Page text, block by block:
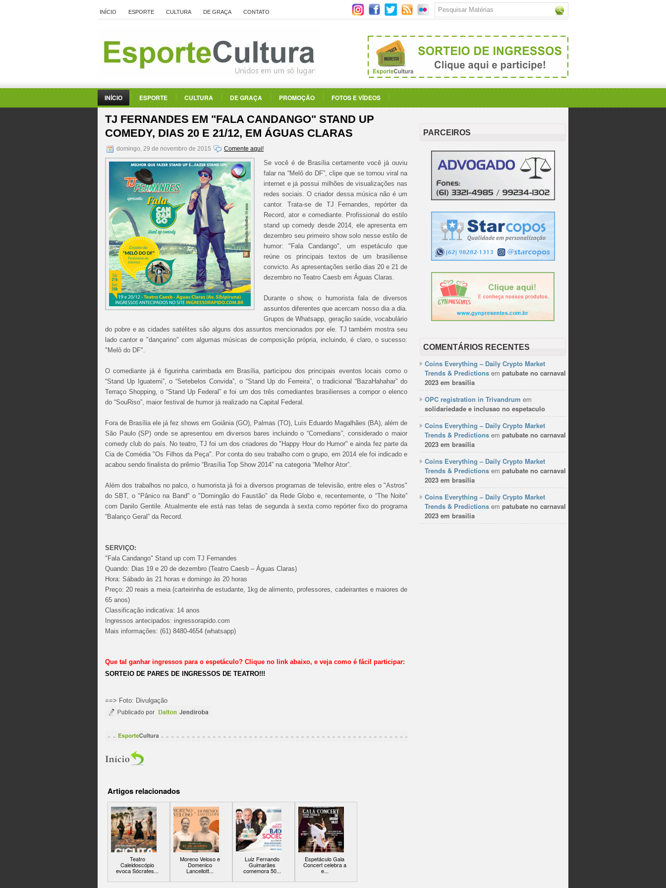
INÍCIO ESPORTE CULTURA DE GRAÇA CONTATO
INÍCIO ESPORTE CULTURA DE GRAÇA PROMOÇÃO FOTOS E VÍDEOS
TJ FERNANDES EM "FALA CANDANGO" STAND UP
COMEDY, DIAS 20 E 21/12, EM ÁGUAS CLARAS
domingo, 29 de novembro de 2015 Comente aqui!
Se você é de Brasília certamente você já ouviu
falar na “Melô do DF”, clipe que se tornou viral na
internet e já possui milhões de visualizações nas
redes sociais. O criador dessa música não é um
cantor. Trata-se de TJ Fernandes, repórter da
Record, ator e comediante. Profissional do estilo
stand up comedy desde 2014, ele apresenta em
dezembro seu primeiro show solo nesse estilo de
humor: "Fala Candango", um espetáculo que
reúne os principais textos de um brasiliense
convicto. As apresentações serão dias 20 e 21 de
dezembro no Teatro Caesb em Águas Claras.
Durante o show, o humorista fala de diversos
assuntos diferentes que acercam nosso dia a dia.
Grupos de Whatsapp, geração saúde, vocabulário
do pobre e as cidades satélites são alguns dos assuntos mencionados por ele. TJ também mostra seu
lado cantor e "dançarino" com algumas músicas de composição própria, incluindo, é claro, o sucesso:
"Melô do DF".
O comediante já é figurinha carimbada em Brasília, participou dos principais eventos locais como o
“Stand Up Iguatemi”, o “Setebelos Convida”, o “Stand Up do Ferreira”, o tradicional “BazaHahahar” do
Terraço Shopping, o “Stand Up Federal” e foi um dos três comediantes brasilienses a compor o elenco
do “SouRiso”, maior festival de humor já realizado na Capital Federal.
Fora de Brasília ele já fez shows em Goiânia (GO), Palmas (TO), Luís Eduardo Magalhães (BA), além de
São Paulo (SP) onde se apresentou em diversos bares incluindo o “Comedians”, considerado o maior
comedy club do país. No teatro, TJ foi um dos criadores do "Happy Hour do Humor" e ainda fez parte da
Cia de Comédia "Os Filhos da Peça". Por conta do seu trabalho com o grupo, em 2014 ele foi indicado e
acabou sendo finalista do prêmio “Brasília Top Show 2014” na categoria “Melhor Ator”.
Além dos trabalhos no palco, o humorista já foi a diversos programas de televisão, entre eles o "Astros"
do SBT, o "Pânico na Band" o "Domingão do Faustão" da Rede Globo e, recentemente, o “The Noite”
com Danilo Gentile. Atualmente ele está nas telas de segunda à sexta como repórter fixo do programa
“Balanço Geral” da Record.
SERVIÇO:
"Fala Candango" Stand up com TJ Fernandes
Quando: Dias 19 e 20 de dezembro (Teatro Caesb – Águas Claras)
Hora: Sábado às 21 horas e domingo às 20 horas
Preço: 20 reais a meia (carteirinha de estudante, 1kg de alimento, professores, cadeirantes e maiores de
65 anos)
Classificação indicativa: 14 anos
Ingressos antecipados: ingressorapido.com
Mais informações: (61) 8480-4654 (whatsapp)
Que tal ganhar ingressos para o espetáculo? Clique no link abaixo, e veja como é fácil participar:
SORTEIO DE PARES DE INGRESSOS DE TEATRO!!!
==> Foto: Divulgação
Artigos relacionados
Teatro
Caleidoscópio
evoca Sócrates...
Moreno Veloso e
Domenico
Lancellott...
Luiz Fernando
Guimarães
comemora 50...
Espetáculo Gala
Concert celebra a
e...
PARCEIROS
COMENTÁRIOS RECENTES
Coins Everything – Daily Crypto Market
Trends & Predictions em patubate no carnaval
2023 em brasilia
OPC registration in Trivandrum em
solidariedade e inclusao no espetaculo
Coins Everything – Daily Crypto Market
Trends & Predictions em patubate no carnaval
2023 em brasilia
Coins Everything – Daily Crypto Market
Trends & Predictions em patubate no carnaval
2023 em brasilia
Coins Everything – Daily Crypto Market
Trends & Predictions em patubate no carnaval
2023 em brasilia